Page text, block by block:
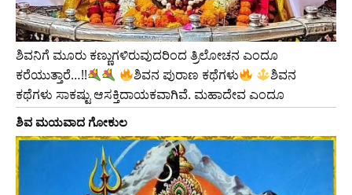
ಶಿವನಿಗೆ ಮೂರು ಕಣ್ಣುಗಳಿರುವುದರಿಂದ ತ್ರಿಲೋಚನ ಎಂದೂ
ಕರೆಯುತ್ತಾರೆ…!!
ಶಿವನ ಪುರಾಣ ಕಥೆಗಳು
ಶಿವನ
ಕಥೆಗಳು ಸಾಕಷ್ಟು ಆಸಕ್ತಿದಾಯಕವಾಗಿವೆ. ಮಹಾದೇವ ಎಂದೂ
ಶಿವ ಮಯವಾದ ಗೋಕುಲ